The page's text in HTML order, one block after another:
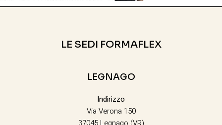
LE SEDI FORMAFLEX
LEGNAGO
Indirizzo
Via Verona 150
37045 Legnago (VR)